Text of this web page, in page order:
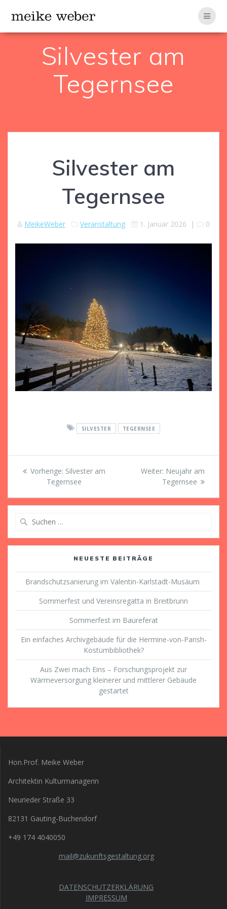
Silvester am
Tegernsee
Silvester am
Tegernsee
MeikeWeber Veranstaltung 1. Januar 2026 | 0
SILVESTER TEGERNSEE
Beitragsnavigation
Vorherige: Vorheriger
Beitrag:
Silvester am
Tegernsee
Weiter: Nächster
Beitrag:
Neujahr am
Tegernsee
NEUESTE BEITRÄGE
Brandschutzsanierung im Valentin-Karlstadt-Musäum
Sommerfest und Vereinsregatta in Breitbrunn
Sommerfest im Baureferat
Ein einfaches Archivgebäude für die Hermine-von-Parish-
Kostümbibliothek?
Aus Zwei mach Eins – Forschungsprojekt zur
Wärmeversorgung kleinerer und mittlerer Gebäude
gestartet
Hon.Prof. Meike Weber
Architektin Kulturmanagerin
Neurieder Straße 33
82131 Gauting-Buchendorf
+49 174 4040050
mail@zukunftsgestaltung.org
DATENSCHUTZERKLÄRUNG
IMPRESSUM